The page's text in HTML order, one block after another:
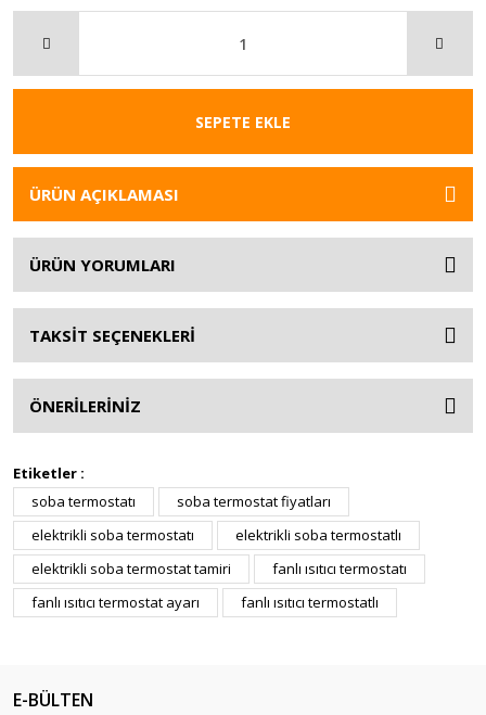
SEPETE EKLE
ÜRÜN AÇIKLAMASI
ÜRÜN YORUMLARI
TAKSİT SEÇENEKLERİ
ÖNERİLERİNİZ
Etiketler :
soba termostatı
soba termostat fiyatları
elektrikli soba termostatı
elektrikli soba termostatlı
elektrikli soba termostat tamiri
fanlı ısıtıcı termostatı
fanlı ısıtıcı termostat ayarı
fanlı ısıtıcı termostatlı
E-BÜLTEN